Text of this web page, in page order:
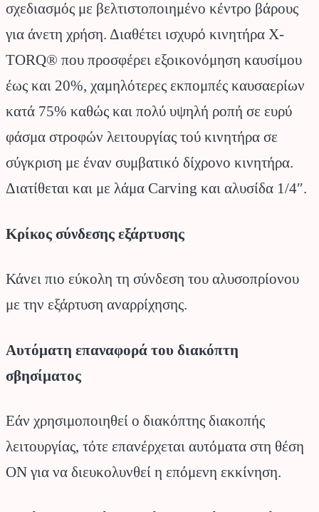
σχεδιασμός με βελτιστοποιημένο κέντρο βάρους
για άνετη χρήση. Διαθέτει ισχυρό κινητήρα X-
TORQ® που προσφέρει εξοικονόμηση καυσίμου
έως και 20%, χαμηλότερες εκπομπές καυσαερίων
κατά 75% καθώς και πολύ υψηλή ροπή σε ευρύ
φάσμα στροφών λειτουργίας τού κινητήρα σε
σύγκριση με έναν συμβατικό δίχρονο κινητήρα.
Διατίθεται και με λάμα Carving και αλυσίδα 1/4″.
Κρίκος σύνδεσης εξάρτυσης
Κάνει πιο εύκολη τη σύνδεση του αλυσοπρίονου
με την εξάρτυση αναρρίχησης.
Αυτόματη επαναφορά του διακόπτη
σβησίματος
Εάν χρησιμοποιηθεί ο διακόπτης διακοπής
λειτουργίας, τότε επανέρχεται αυτόματα στη θέση
ON για να διευκολυνθεί η επόμενη εκκίνηση.